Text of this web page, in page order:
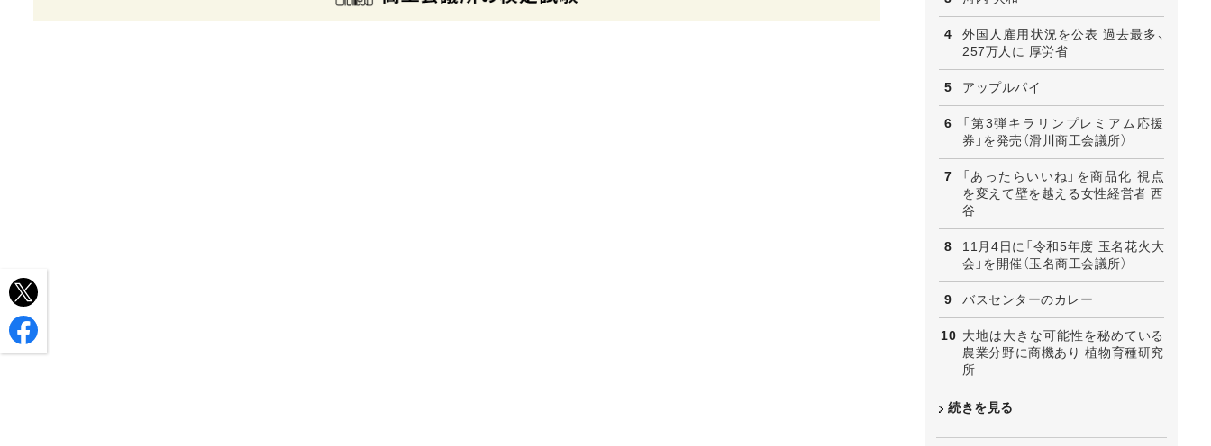
外国人雇用状況を公表 過去最多、
257万人に 厚労省
アップルパイ
「第3弾キラリンプレミアム応援
券」を発売（滑川商工会議所）
「あったらいいね」を商品化 視点
を変えて壁を越える女性経営者 西
谷
11月4日に「令和5年度 玉名花火大
会」を開催（玉名商工会議所）
バスセンターのカレー
大地は大きな可能性を秘めている
農業分野に商機あり 植物育種研究
所
続きを見る